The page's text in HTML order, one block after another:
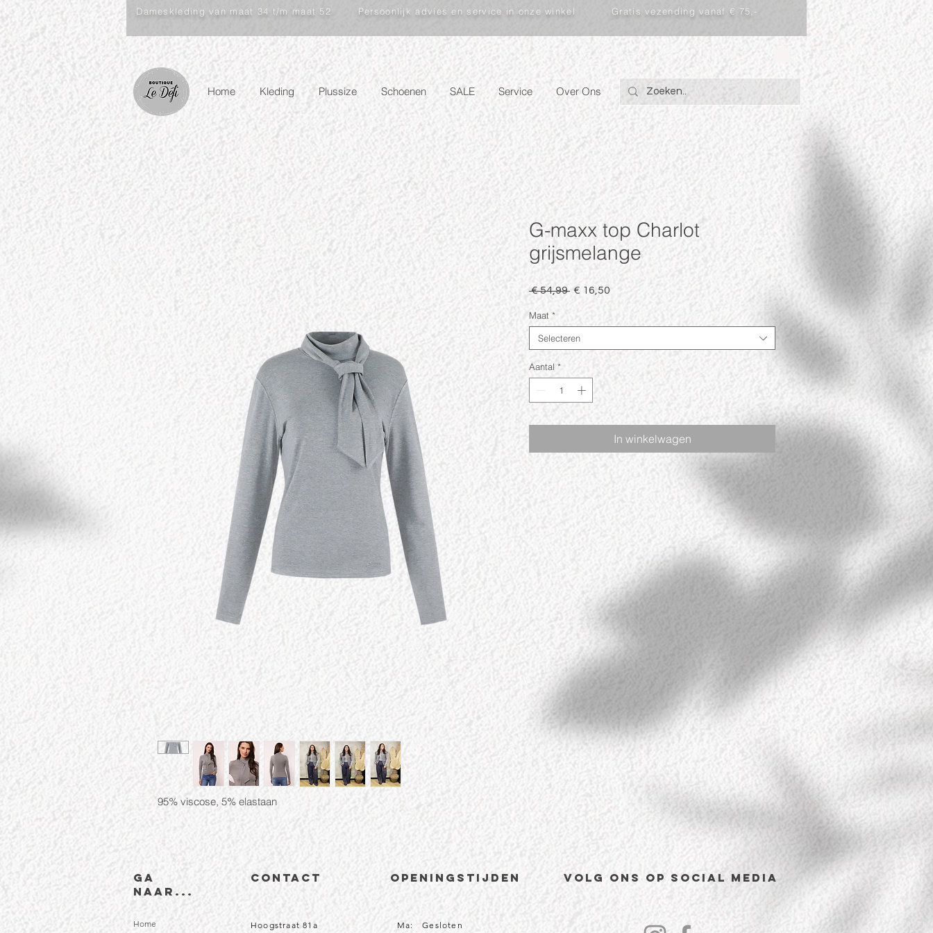
Dameskleding van maat 34 t/m maat 52 Persoonlijk advies en service in onze winkel Gratis vezending vanaf € 75,-
Home Kleding Plussize Schoenen SALE Service Over Ons
95% viscose, 5% elastaan
G-maxx top Charlot
grijsmelange
€ 54,99 Normale
€ 16,50
Maat *
Selecteren
Aantal *
In winkelwagen
Ga
naar...
CONTACT Openingstijden
Hoogstraat 81a
Home Ma: Gesloten
volg ons op Social Media